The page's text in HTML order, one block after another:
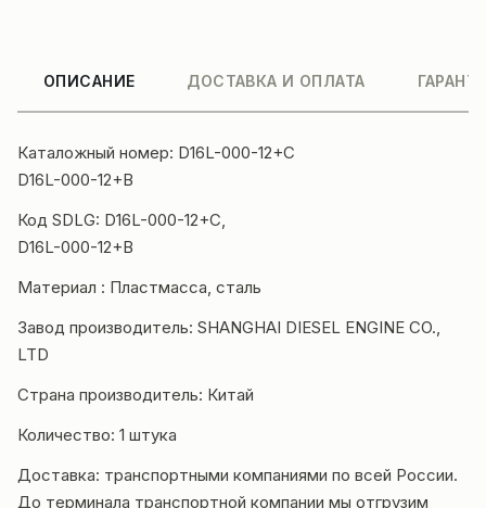
ОПИСАНИЕ ДОСТАВКА И ОПЛАТА
Каталожный номер: D16L-000-12+C
D16L-000-12+B
Код SDLG: D16L-000-12+C,
D16L-000-12+B
Материал : Пластмасса, сталь
Завод производитель: SHANGHAI DIESEL ENGINE CO.,
LTD
Страна производитель: Китай
Количество: 1 штука
Доставка: транспортными компаниями по всей России.
До терминала транспортной компании мы отгрузим